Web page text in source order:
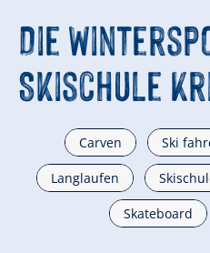
Die
Skischule
Carven Ski
Langlaufen
Skateboard